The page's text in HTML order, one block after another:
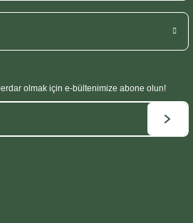
olmak için e-bültenimize abone olun!